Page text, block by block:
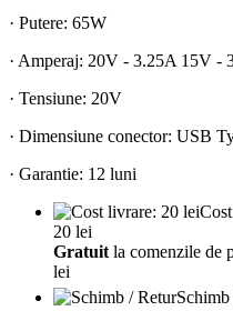
· Putere: 65W
· Amperaj: 20V - 3.25A 15V -
· Tensiune: 20V
· Dimensiune conector: USB
· Garantie: 12 luni
20 lei
Gratuit la comenzile de
lei